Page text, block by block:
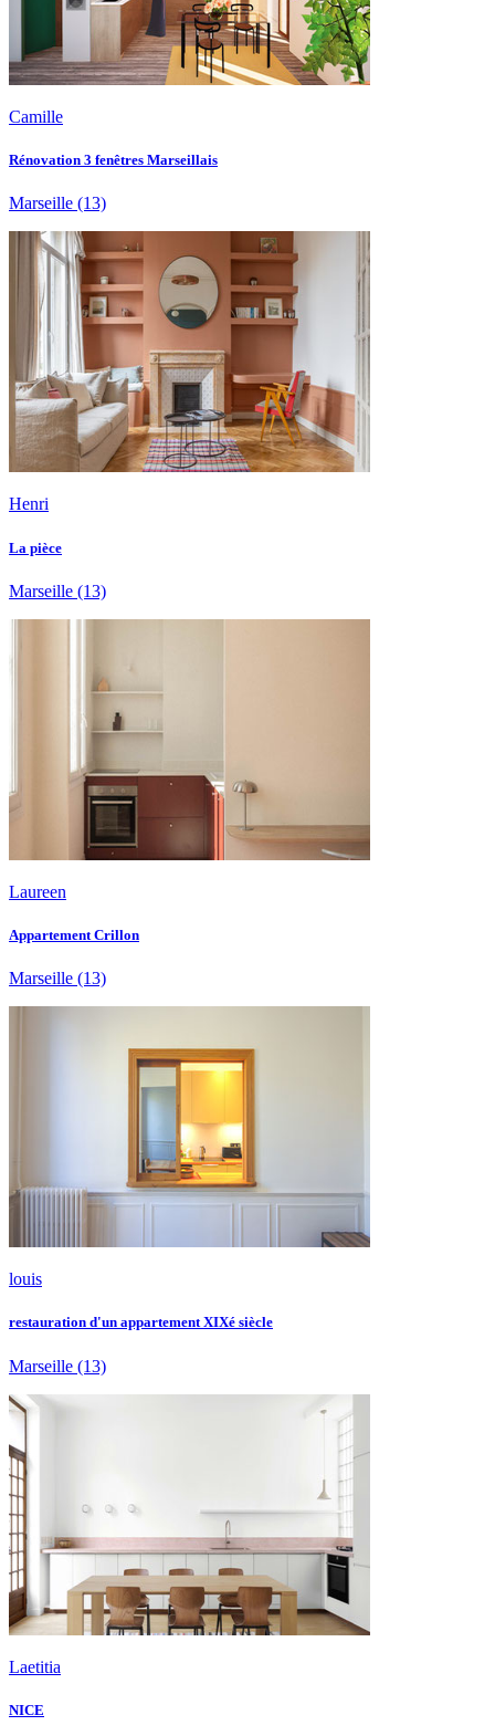
Camille
Rénovation 3 fenêtres Marseillais
Marseille (13)
Henri
La pièce
Marseille (13)
Laureen
Appartement Crillon
Marseille (13)
louis
restauration d'un appartement XIXé siècle
Marseille (13)
Laetitia
NICE